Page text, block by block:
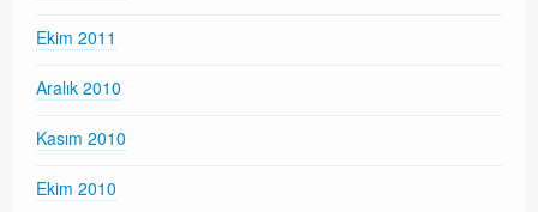
Ekim 2011
Aralık 2010
Kasım 2010
Ekim 2010